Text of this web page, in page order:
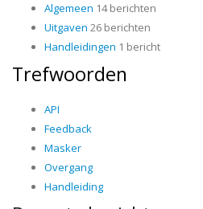
Algemeen 14 berichten
Uitgaven 26 berichten
Handleidingen 1 bericht
Trefwoorden
API
Feedback
Masker
Overgang
Handleiding